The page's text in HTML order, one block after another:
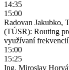
14:35
15:00
Radovan Jakubko,
(TÚSR): Routing
využívaní frekvencií
15:00
15:25
Ing. Miroslav